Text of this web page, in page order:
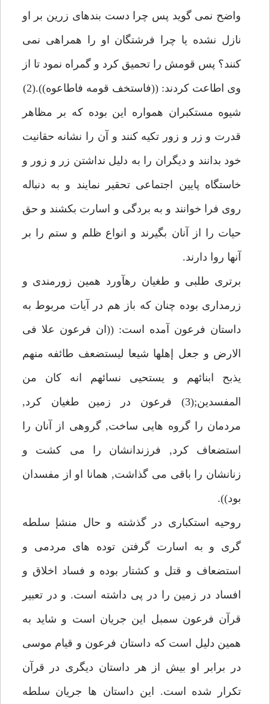
واضح نمى گويد پس چرا دست بندهاى زرين بر او
نازل نشده يا چرا فرشتگان او را همراهى نمى
كنند؟ پس قومش را تحميق كرد و گمراه نمود تا از
وى اطاعت كردند: ((فاستخف قومه فاطاعوه)).(2)
شيوه مستكبران همواره اين بوده كه بر مظاهر
قدرت و زر و زور تكيه كنند و آن را نشانه حقانيت
خود بدانند و ديگران را به دليل نداشتن زر و زور و
خاستگاه پايين اجتماعى تحقير نمايند و به دنباله
روى فرا خوانند و به بردگى و اسارت بكشند و حق
حيات را از آنان بگيرند و انواع ظلم و ستم را بر
آنها روا دارند.
برترى طلبى و طغيان رهآورد همين زورمندى و
زرمدارى بوده چنان كه باز هم در آيات مربوط به
داستان فرعون آمده است: ((ان فرعون علا فى
الارض و جعل إهلها شيعا ليستضعف طائفه منهم
يذبح ابنائهم و يستحيى نسائهم انه كان من
المفسدين;(3) فرعون در زمين طغيان كرد,
مردمان را گروه هايى ساخت, گروهى از آنان را
استضعاف كرد, فرزندانشان را مى كشت و
زنانشان را باقى مى گذاشت, همانا او از مفسدان
بود)).
روحيه استكبارى در گذشته و حال منشإ سلطه
گرى و به اسارت گرفتن توده هاى مردمى و
استضعاف و قتل و كشتار بوده و فساد اخلاق و
افساد در زمين را در پى داشته است. و در تعبير
قرآن فرعون سمبل اين جريان است و شايد به
همين دليل است كه داستان فرعون و قيام موسى
در برابر او بيش از هر داستان ديگرى در قرآن
تكرار شده است. اين داستان ها جريان سلطه